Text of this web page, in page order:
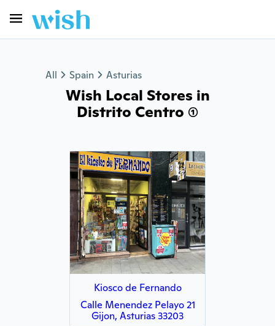
All Spain Asturias
Wish Local Stores in
Distrito Centro (1)
Kiosco de Fernando
Calle Menendez Pelayo 21
Gijon, Asturias 33203